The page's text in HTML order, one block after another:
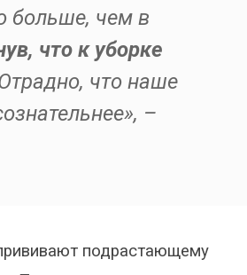
больше, чем в
что к уборке
что наше
–
подрастающему